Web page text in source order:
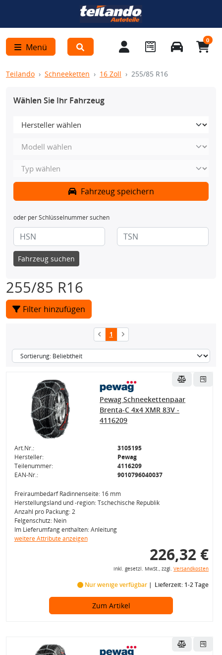
Menü
0
Teilando Schneeketten 16 Zoll 255/85 R16
Wählen Sie Ihr Fahrzeug
Fahrzeug speichern
oder per Schlüsselnummer suchen
Fahrzeug suchen
255/85 R16
Filter hinzufügen
1
Pewag Schneekettenpaar
Brenta-C 4x4 XMR 83V -
4116209
Art.Nr.:
3105195
Hersteller:
Pewag
Teilenummer:
4116209
EAN-Nr.:
9010796040037
Freiraumbedarf Radinnenseite: 16 mm
Herstellungsland und -region: Tschechische Republik
Anzahl pro Packung: 2
Felgenschutz: Nein
Im Lieferumfang enthalten: Anleitung
weitere Attribute anzeigen
226,32 €
inkl. gesetzl. MwSt., zzgl. Versandkosten
Nur wenige verfügbar Lieferzeit: 1-2 Tage
Zum Artikel